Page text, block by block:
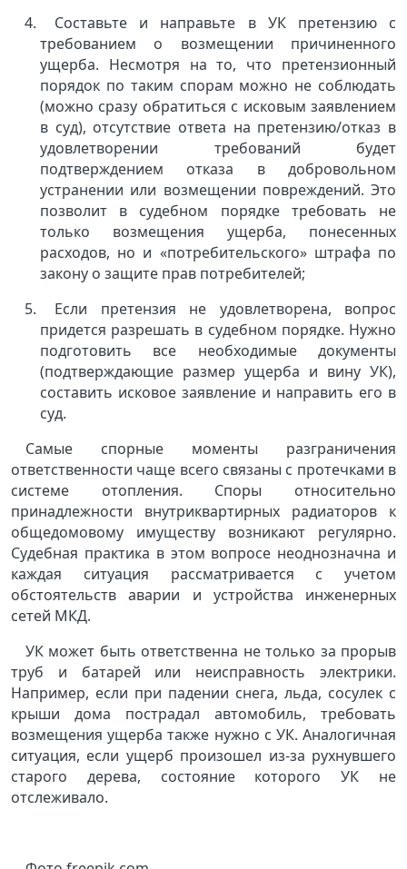
Составьте и направьте в УК претензию с
требованием о возмещении причиненного
ущерба. Несмотря на то, что претензионный
порядок по таким спорам можно не соблюдать
(можно сразу обратиться с исковым заявлением
в суд), отсутствие ответа на претензию/отказ в
удовлетворении требований будет
подтверждением отказа в добровольном
устранении или возмещении повреждений. Это
позволит в судебном порядке требовать не
только возмещения ущерба, понесенных
расходов, но и «потребительского» штрафа по
закону о защите прав потребителей;
Если претензия не удовлетворена, вопрос
придется разрешать в судебном порядке. Нужно
подготовить все необходимые документы
(подтверждающие размер ущерба и вину УК),
составить исковое заявление и направить его в
суд.
Самые спорные моменты разграничения
ответственности чаще всего связаны с протечками в
системе отопления. Споры относительно
принадлежности внутриквартирных радиаторов к
общедомовому имуществу возникают регулярно.
Судебная практика в этом вопросе неоднозначна и
каждая ситуация рассматривается с учетом
обстоятельств аварии и устройства инженерных
сетей МКД.
УК может быть ответственна не только за прорыв
труб и батарей или неисправность электрики.
Например, если при падении снега, льда, сосулек с
крыши дома пострадал автомобиль, требовать
возмещения ущерба также нужно с УК. Аналогичная
ситуация, если ущерб произошел из-за рухнувшего
старого дерева, состояние которого УК не
отслеживало.